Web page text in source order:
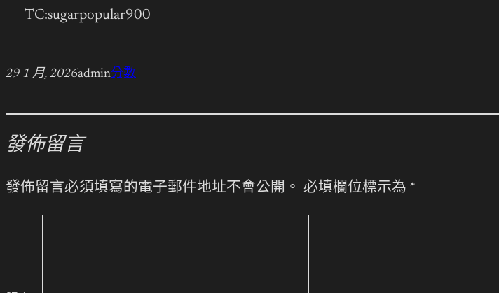
TC:sugarpopular900
29 1 月, 2026admin分數
發佈留言
發佈留言必須填寫的電子郵件地址不會公開。 必填欄位標示為 *